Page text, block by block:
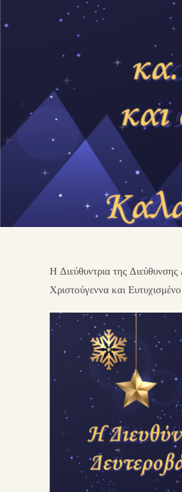
Η Διεύθυντρια της
Χριστούγεννα και